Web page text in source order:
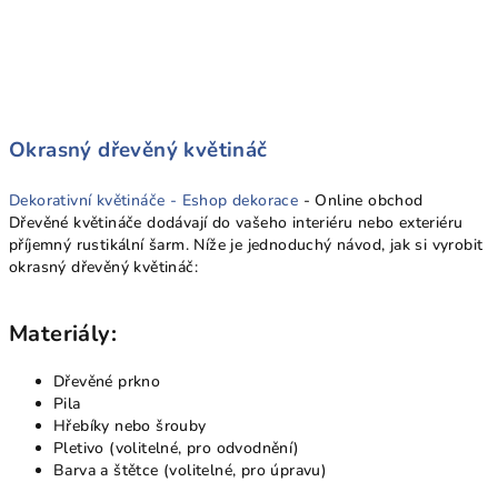
Okrasný dřevěný květináč
Dekorativní květináče - Eshop dekorace - Online obchod
Dřevěné květináče dodávají do vašeho interiéru nebo exteriéru
příjemný rustikální šarm. Níže je jednoduchý návod, jak si vyrobit
okrasný dřevěný květináč:
Materiály:
Dřevěné prkno
Pila
Hřebíky nebo šrouby
Pletivo (volitelné, pro odvodnění)
Barva a štětce (volitelné, pro úpravu)